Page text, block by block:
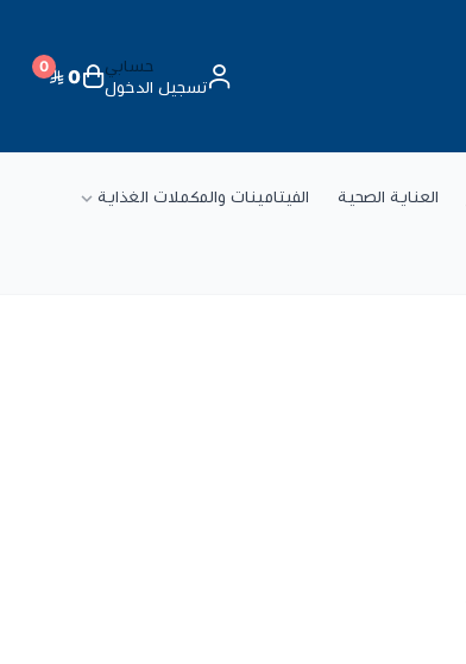
حسابي
تسجيل الدخول
0
0
العناية الصحية الفيتامينات والمكملات الغذاية